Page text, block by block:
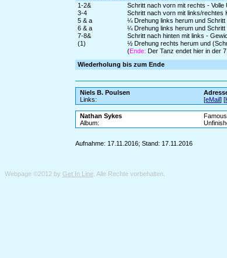
1-2&
Schritt nach vorn mit rechts -
3-4
Schritt nach vorn mit links/rechtes
5 & a
¼ Drehung links herum und
6 & a
¼ Drehung links herum und
7-8&
Schritt nach hinten mit links -
(1)
½ Drehung rechts herum und
(Ende: Der Tanz endet hier in der
Wiederholung bis zum Ende
Niels B. Poulsen
Links:
[eMail] [
Nathan Sykes
Famous
Album:
Aufnahme: 17.11.2016; Stand: 17.11.2016
Webpage ©2012 by Get In Line . Alle Rechte vorbehalten.